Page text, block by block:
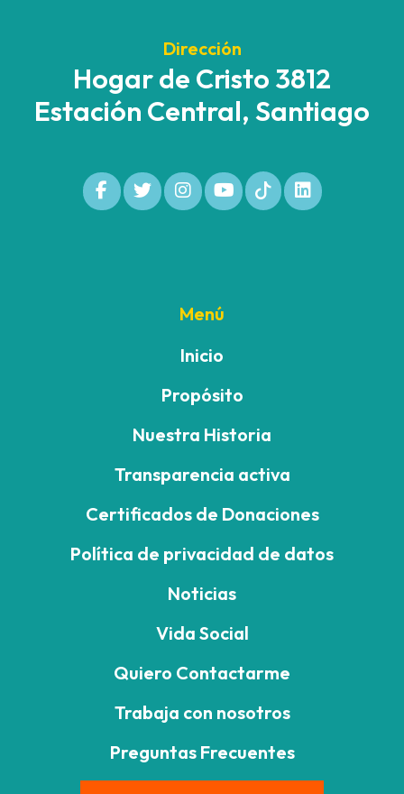
Dirección
Hogar de Cristo 3812
Estación Central, Santiago
Menú
Inicio
Propósito
Nuestra Historia
Transparencia activa
Certificados de Donaciones
Política de privacidad de datos
Noticias
Vida Social
Quiero Contactarme
Trabaja con nosotros
Preguntas Frecuentes